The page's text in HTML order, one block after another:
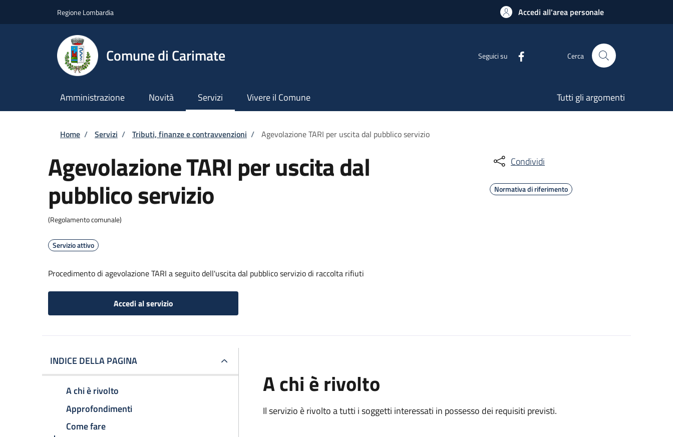
Regione Lombardia Accedi all'area personale
Comune di Carimate Seguici su Cerca
Amministrazione Novità Servizi Vivere il Comune Tutti gli argomenti
Briciole di pane
Home / Servizi / Tributi, finanze e contravvenzioni / Agevolazione TARI per uscita dal pubblico servizio
Agevolazione TARI per uscita dal
pubblico servizio
(Regolamento comunale)
Servizio attivo
Procedimento di agevolazione TARI a seguito dell'uscita dal pubblico servizio di raccolta rifiuti
Accedi al servizio
Condividi
Normativa di riferimento
INDICE DELLA PAGINA
A chi è rivolto
Approfondimenti
Come fare
A chi è rivolto
Il servizio è rivolto a tutti i soggetti interessati in possesso dei requisiti previsti.